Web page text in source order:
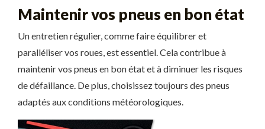
Maintenir vos pneus en bon état
Un entretien régulier, comme faire équilibrer et
paralléliser vos roues, est essentiel. Cela contribue à
maintenir vos pneus en bon état et à diminuer les risques
de défaillance. De plus, choisissez toujours des pneus
adaptés aux conditions météorologiques.